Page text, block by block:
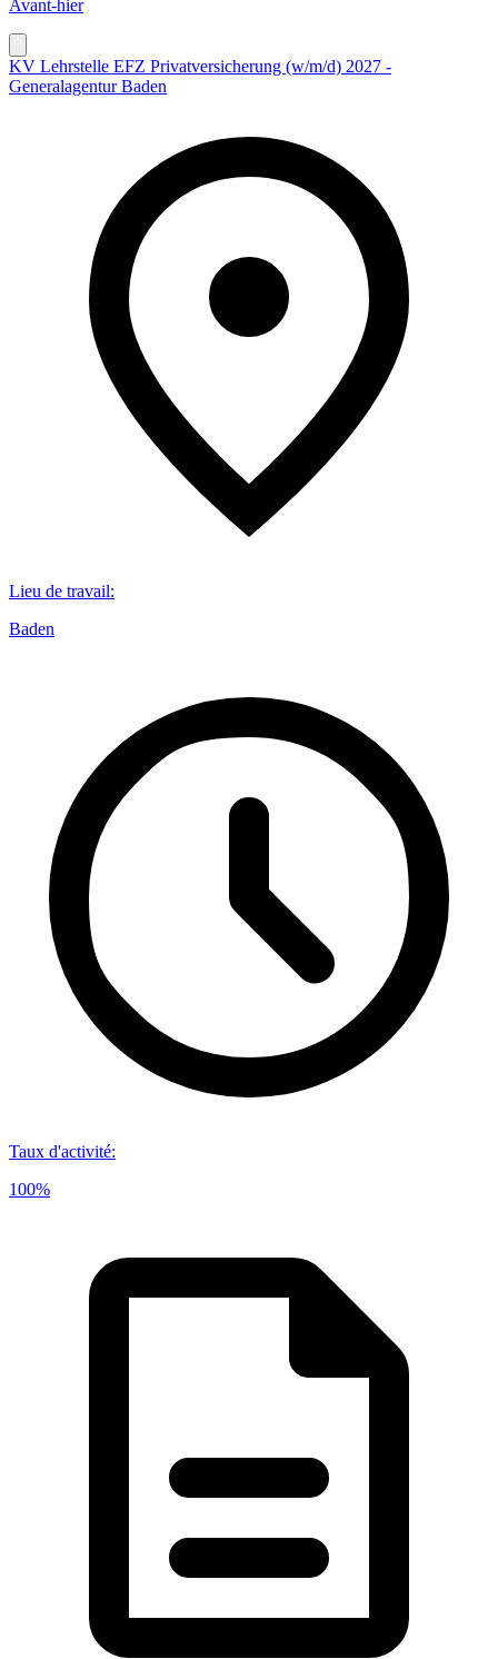
Avant-hier
KV Lehrstelle EFZ Privatversicherung (w/m/d) 2027 -
Generalagentur Baden
Lieu de travail:
Baden
Taux d'activité:
100%